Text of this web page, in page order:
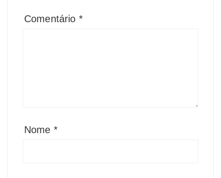
Comentário *
Nome *